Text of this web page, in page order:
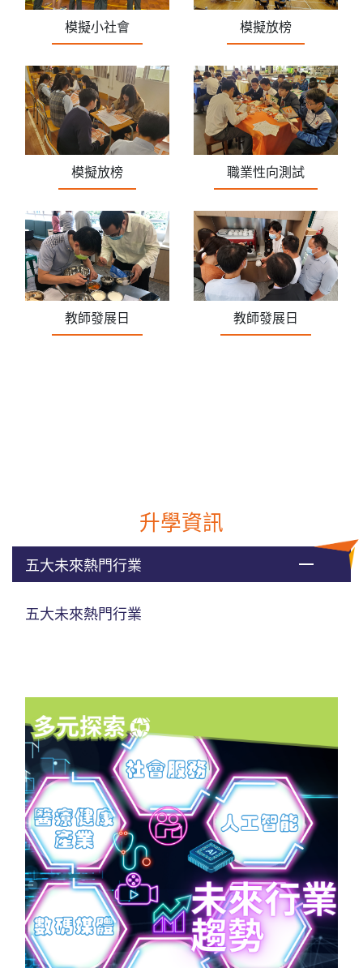
模擬小社會 模擬放榜
模擬放榜 職業性向測試
教師發展日 教師發展日
升學資訊
五大未來熱門行業
五大未來熱門行業